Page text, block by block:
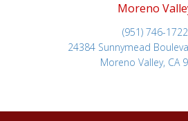
Moreno
(951) 746-1722
24384 Sunnymead
Moreno Valley, CA